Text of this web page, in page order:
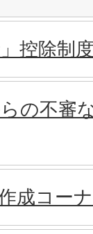
控除制
の不審
成コー